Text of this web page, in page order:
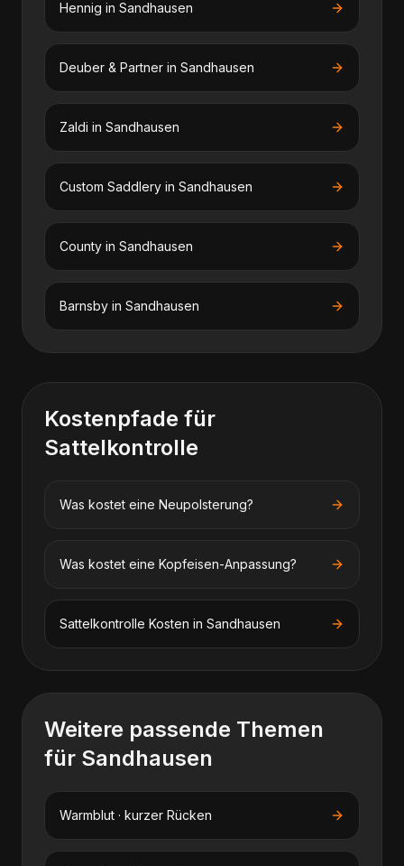
Hennig in Sandhausen
Deuber & Partner in Sandhausen
Zaldi in Sandhausen
Custom Saddlery in Sandhausen
County in Sandhausen
Barnsby in Sandhausen
Kostenpfade für
Sattelkontrolle
Was kostet eine Neupolsterung?
Was kostet eine Kopfeisen-Anpassung?
Sattelkontrolle Kosten in Sandhausen
Weitere passende Themen
für Sandhausen
Warmblut · kurzer Rücken